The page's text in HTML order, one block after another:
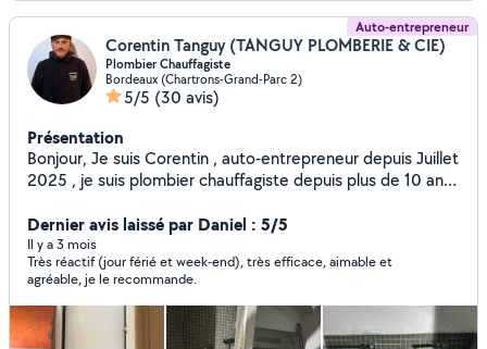
Auto-entrepreneur
Corentin Tanguy (TANGUY PLOMBERIE & CIE)
Plombier Chauffagiste
Bordeaux (Chartrons-Grand-Parc 2)
5/5 (30 avis)
Présentation
Bonjour, Je suis Corentin , auto-entrepreneur depuis Juillet
2025 , je suis plombier chauffagiste depuis plus de 10 ans.
domaine
Dernier avis laissé par Daniel : 5/5
Il y a 3 mois
Très réactif (jour férié et week-end), très efficace, aimable et
agréable, je le recommande.